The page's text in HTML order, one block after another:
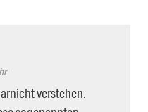
verstehen.